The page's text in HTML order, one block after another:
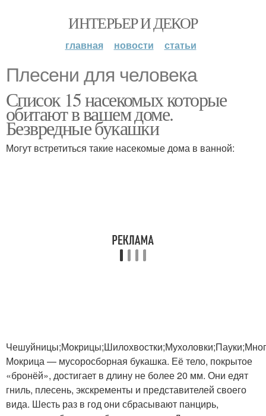
ИНТЕРЬЕР И ДЕКОР
главная новости статьи
Плесени для человека
Список 15 насекомых которые
обитают в вашем доме.
Безвредные букашки
Могут встретиться такие насекомые дома в ванной:
Мокрица — мусоросборная букашка. Её тело, покрытое
«бронёй», достигает в длину не более 20 мм. Они едят
гниль, плесень, экскременты и представителей своего
вида. Шесть раз в год они сбрасывают панцирь,